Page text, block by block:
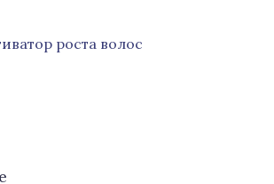
роста волос